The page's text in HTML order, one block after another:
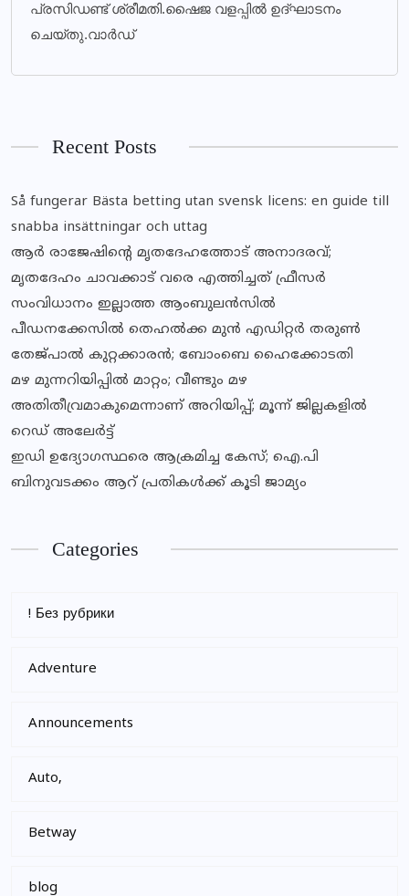
പ്രസിഡണ്ട് ശ്രീമതി.ഷൈജ വളപ്പിൽ ഉദ്ഘാടനം
ചെയ്തു.വാർഡ്
Recent Posts
Så fungerar Bästa betting utan svensk licens: en guide till
snabba insättningar och uttag
ആര്‍ രാജേഷിന്റെ മൃതദേഹത്തോട് അനാദരവ്;
മൃതദേഹം ചാവക്കാട് വരെ എത്തിച്ചത് ഫ്രീസര്‍
സംവിധാനം ഇല്ലാത്ത ആംബുലന്‍സില്‍
പീഡനക്കേസില്‍ തെഹല്‍ക്ക മുന്‍ എഡിറ്റര്‍ തരുണ്‍
തേജ്പാല്‍ കുറ്റക്കാരന്‍; ബോംബെ ഹൈക്കോടതി
മഴ മുന്നറിയിപ്പില്‍ മാറ്റം; വീണ്ടും മഴ
അതിതീവ്രമാകുമെന്നാണ് അറിയിപ്പ്; മൂന്ന് ജില്ലകളില്‍
റെഡ് അലേര്‍ട്ട്
ഇഡി ഉദ്യോഗസ്ഥരെ ആക്രമിച്ച കേസ്; ഐ.പി
ബിനുവടക്കം ആറ് പ്രതികള്‍ക്ക് കൂടി ജാമ്യം
Categories
! Без рубрики
Adventure
Announcements
Auto,
Betway
blog